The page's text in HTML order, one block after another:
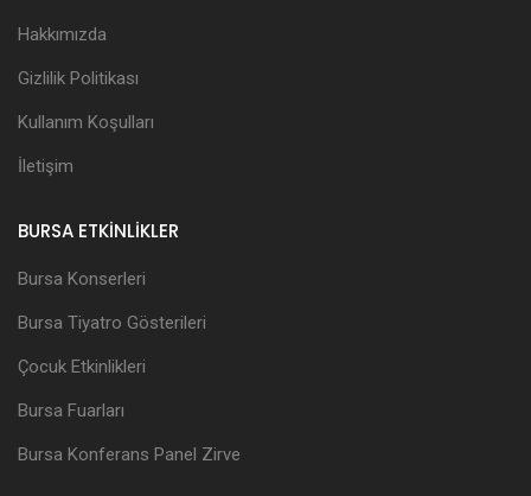
Hakkımızda
Gizlilik Politikası
Kullanım Koşulları
İletişim
BURSA ETKİNLİKLER
Bursa Konserleri
Bursa Tiyatro Gösterileri
Çocuk Etkinlikleri
Bursa Fuarları
Bursa Konferans Panel Zirve